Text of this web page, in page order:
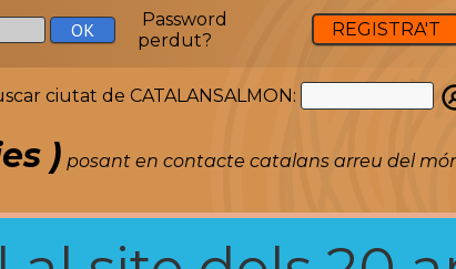
Password
perdut?
REGISTRA'T
ciutat de CATALANSALMON:
) posant en contacte catalans arreu del